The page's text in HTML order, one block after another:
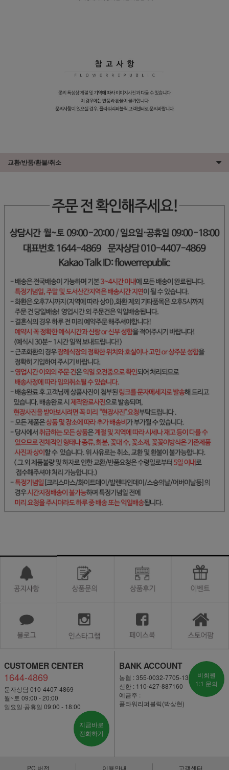
교환/반품/환불/취소
CUSTOMER CENTER
1644-4869
문자상담 010-4407-4869
월~토 09:00 - 20:00
일요일·공휴일 09:00 - 18:00
지금바로
전화하기
BANK ACCOUNT
농협 : 355-0032-7705-13
신한 : 110-427-887160
예금주 :
플라워리퍼블릭(박상현)
비회원
1:1 문의
PC 버전 이용안내 고객센터